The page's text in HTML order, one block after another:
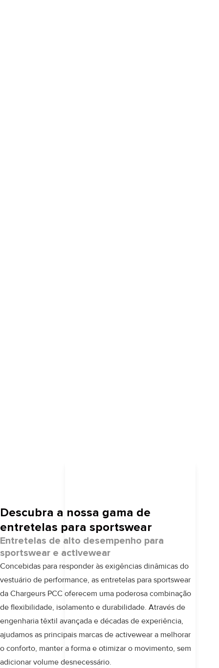
Descubra a nossa gama de
entretelas para sportswear
Entretelas de alto desempenho para
sportswear e activewear
Concebidas para responder às exigências dinâmicas do
vestuário de performance, as entretelas para sportswear
da Chargeurs PCC oferecem uma poderosa combinação
de flexibilidade, isolamento e durabilidade. Através de
engenharia têxtil avançada e décadas de experiência,
ajudamos as principais marcas de activewear a melhorar
o conforto, manter a forma e otimizar o movimento, sem
adicionar volume desnecessário.